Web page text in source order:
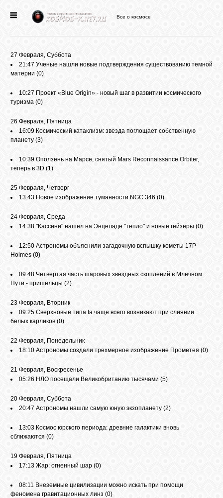
НОВОСТИ
ФОРУМ
СТАТЬИ
ФОТО
СВЯЗЬ
RSS
Все о космосе
27 Февраля, Суббота
21:47 Ученые нашли новые подтверждения существованию темной
материи (0)
10:27 Проект «Blue Origin» - новый шаг в развитии космического
туризма (0)
26 Февраля, Пятница
16:09 Космический катаклизм: звезда поглощает собственную
планету (3)
10:39 Оползень на Марсе, снятый Mars Reconnaissance Orbiter,
теперь в 3D (1)
25 Февраля, Четверг
13:43 Новое изображение туманности NGC 346 (0)
24 Февраля, Среда
14:38 "Кассини" нашел на Энцеладе "тепло" и новые гейзеры (0)
12:50 Астрономы объяснили загадочную вспышку кометы 17P-
Holmes (0)
09:48 Четвертая часть шаровых звездных скоплений в Млечном
Пути - пришельцы (2)
23 Февраля, Вторник
09:25 Сверхновые типа Ia чаще всего возникают при слиянии
белых карликов (0)
22 Февраля, Понедельник
18:10 Астрономы создали трехмерное изображение Прометея (0)
21 Февраля, Воскресенье
05:26 НЛО посещали Великобританию тысячами (5)
20 Февраля, Суббота
20:47 Астрономы нашли самую юную экзопланету (2)
13:03 Космос юрского периода: древние галактики вновь
сближаются (0)
19 Февраля, Пятница
17:13 Жар: огненный шар (0)
08:11 Внеземные цивилизации можно искать при помощи
феномена гравитационных линз (0)